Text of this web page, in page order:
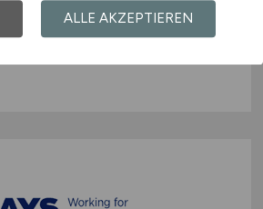
ALLE AKZEPTIEREN